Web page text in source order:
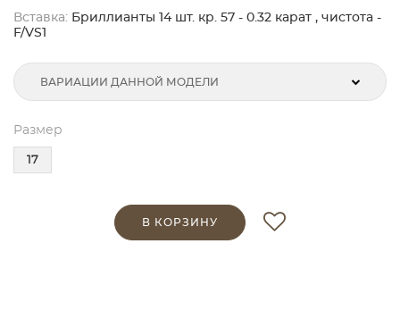
Вставка: Бриллианты 14 шт. кр. 57 - 0.32 карат , чистота -
F/VS1
ВАРИАЦИИ ДАННОЙ МОДЕЛИ
Размер
17
В КОРЗИНУ